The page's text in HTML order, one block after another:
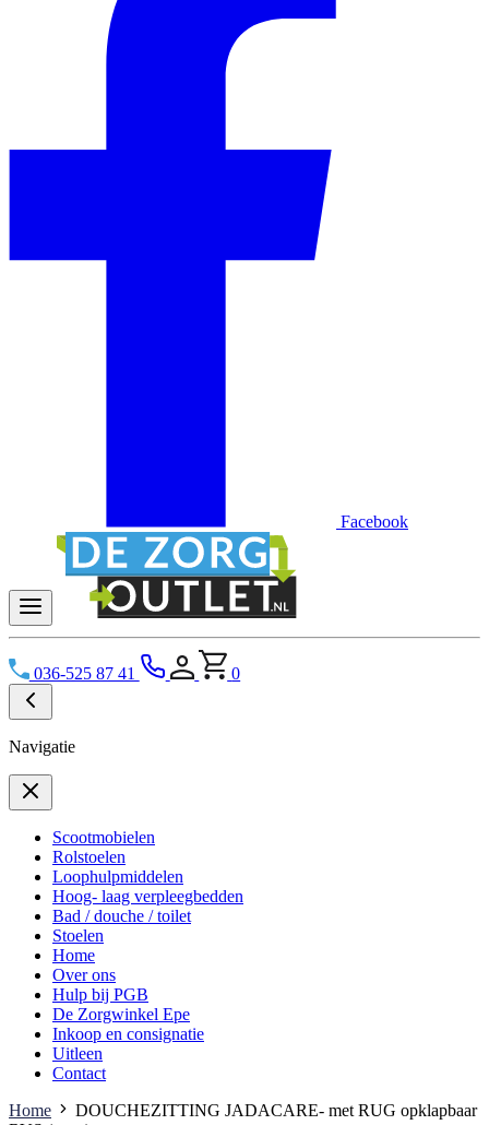
Facebook
036-525 87 41 0
Navigatie
Scootmobielen
Rolstoelen
Loophulpmiddelen
Hoog- laag verpleegbedden
Bad / douche / toilet
Stoelen
Home
Over ons
Hulp bij PGB
De Zorgwinkel Epe
Inkoop en consignatie
Uitleen
Contact
Home
DOUCHEZITTING JADACARE- met RUG opklapbaar